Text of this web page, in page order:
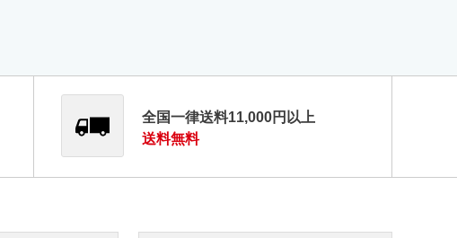
全国一律送料11,000円以上
送料無料